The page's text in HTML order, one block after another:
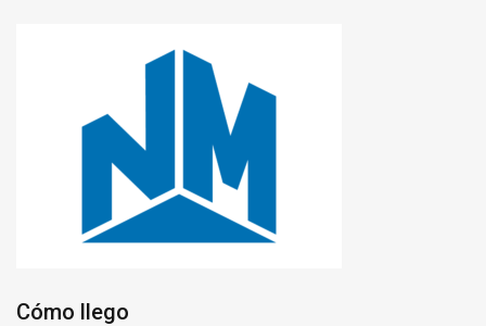
Cómo llego